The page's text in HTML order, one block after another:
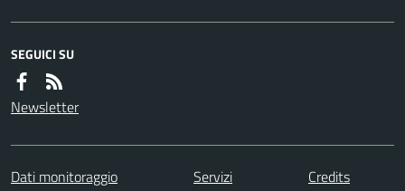
SEGUICI SU
Newsletter
Dati monitoraggio Servizi
Credits